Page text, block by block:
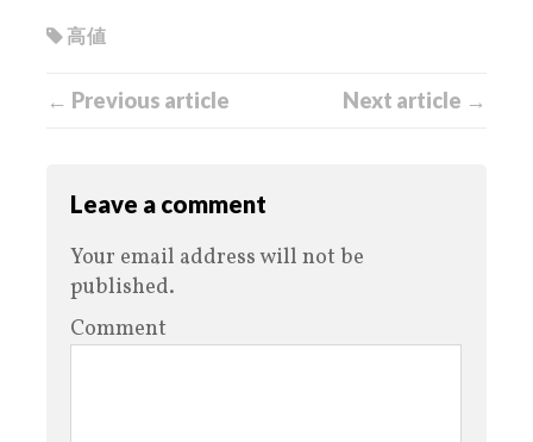
高値
← Previous article Next article →
Leave a comment
Your email address will not be
published.
Comment